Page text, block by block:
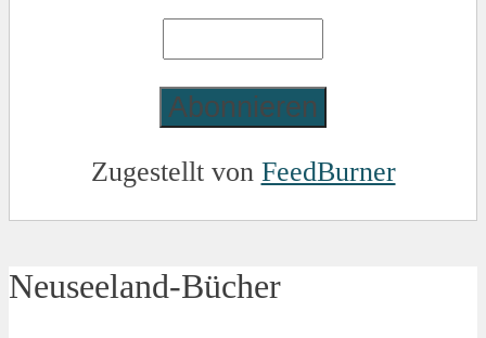
Zugestellt von FeedBurner
Neuseeland-Bücher